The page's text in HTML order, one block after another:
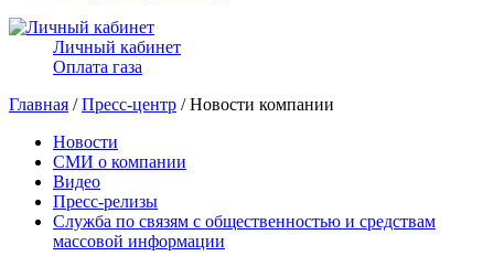
Личный кабинет
Оплата газа
Главная /Пресс-центр / Новости компании
Новости
СМИ о компании
Видео
Пресс-релизы
Служба по связям с общественностью и средствам
массовой информации